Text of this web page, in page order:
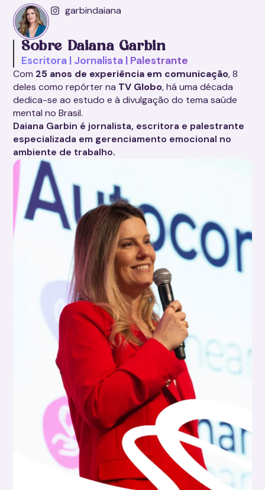
Sobre Daiana Garbin
Escritora | Jornalista | Palestrante
garbindaiana
Daiana Garbin é jornalista, escritora e palestrante
especializada em gerenciamento emocional no
ambiente de trabalho.
Com 25 anos de experiência em comunicação, 8
deles como repórter na TV Globo, há uma década
dedica-se ao estudo e à divulgação do tema saúde
mental no Brasil.